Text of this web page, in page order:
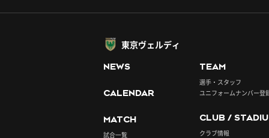
東京ヴェルディ
NEWS
CALENDAR
MATCH
試合一覧
TEAM
選手・スタッフ
ユニフォームナンバー登
CLUB /
クラブ情報